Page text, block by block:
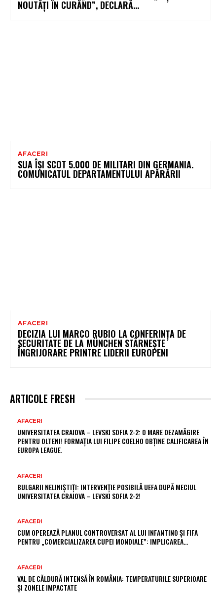
NOUTĂȚI ÎN CURÂND”, DECLARĂ...
AFACERI
SUA ÎȘI SCOT 5.000 DE MILITARI DIN GERMANIA.
COMUNICATUL DEPARTAMENTULUI APĂRĂRII
AFACERI
DECIZIA LUI MARCO RUBIO LA CONFERINȚA DE
SECURITATE DE LA MÜNCHEN STÂRNEȘTE
ÎNGRIJORARE PRINTRE LIDERII EUROPENI
ARTICOLE FRESH
AFACERI
UNIVERSITATEA CRAIOVA – LEVSKI SOFIA 2-2: O MARE DEZAMĂGIRE
PENTRU OLTENI! FORMAȚIA LUI FILIPE COELHO OBȚINE CALIFICAREA ÎN
EUROPA LEAGUE.
AFACERI
BULGARII NELINIȘTIȚI: INTERVENȚIE POSIBILĂ UEFA DUPĂ MECIUL
UNIVERSITATEA CRAIOVA – LEVSKI SOFIA 2-2!
AFACERI
CUM OPEREAZĂ PLANUL CONTROVERSAT AL LUI INFANTINO ȘI FIFA
PENTRU „COMERCIALIZAREA CUPEI MONDIALE”: IMPLICAREA…
AFACERI
VAL DE CĂLDURĂ INTENSĂ ÎN ROMÂNIA: TEMPERATURILE SUPERIOARE
ȘI ZONELE IMPACTATE